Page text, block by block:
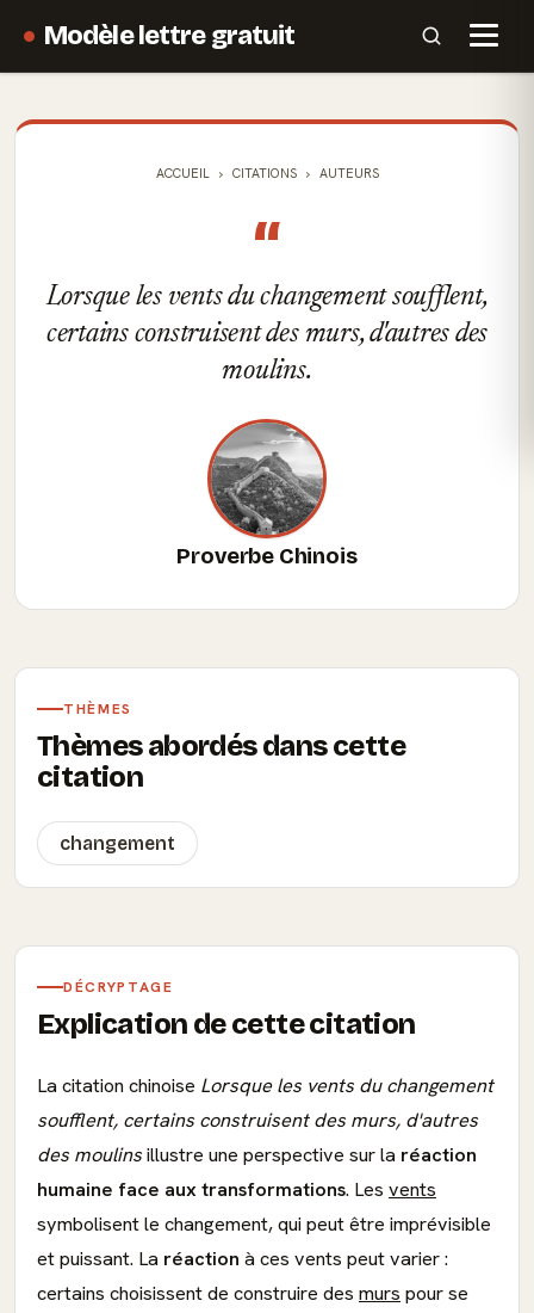
Modèle lettre gratuit
ACCUEIL CITATIONS AUTEURS
“
Lorsque les vents du changement soufflent,
certains construisent des murs, d'autres des
moulins.
Proverbe Chinois
THÈMES
Thèmes abordés dans cette
citation
changement
DÉCRYPTAGE
Explication de cette citation
La citation chinoise Lorsque les vents du changement
soufflent, certains construisent des murs, d'autres
des moulinsillustre une perspective sur la réaction
humaine face aux transformations. Les vents
symbolisent le changement, qui peut être imprévisible
et puissant. La réaction à ces vents peut varier :
certains choisissent de construire des murs pour se